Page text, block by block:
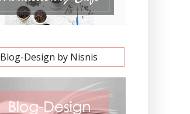
Blog-Design by Nisnis